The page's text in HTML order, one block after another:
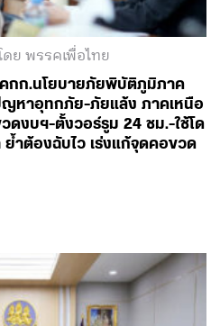
ดย พรรคเพื่อไทย
คกก.นโยบายภัยพิบัติภูมิภาค
หาอุทกภัย-ภัยแล้ง ภาคเหนือ
ดงบฯ-ตั้งวอร์รูม 24 ชม.-ใช้โด
ย้ำต้องฉับไว เร่งแก้จุดคอขวด